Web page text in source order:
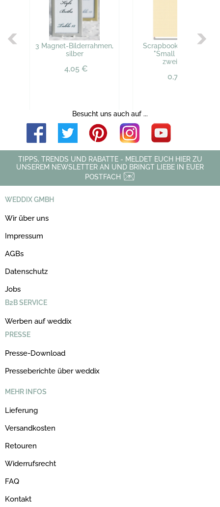
3 Magnet-Bilderrahmen,
silber
4,05 €
Scrapbooking-Karton
"Small Hearts",
zweiseitg
0,70 €
Besucht uns auch auf ...
TIPPS, TRENDS UND RABATTE - MELDET EUCH HIER ZU
UNSEREM NEWSLETTER AN UND BRINGT LIEBE IN EUER
POSTFACH
WEDDIX GMBH
Wir über uns
Impressum
AGBs
Datenschutz
Jobs
B2B SERVICE
Werben auf weddix
PRESSE
Presse-Download
Presseberichte über weddix
MEHR INFOS
Lieferung
Versandkosten
Retouren
Widerrufsrecht
FAQ
Kontakt